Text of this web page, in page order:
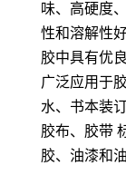
味、高硬度
性和溶解性
胶中具有优
广泛应用于
水、书本装
胶布、胶带
胶、油漆和